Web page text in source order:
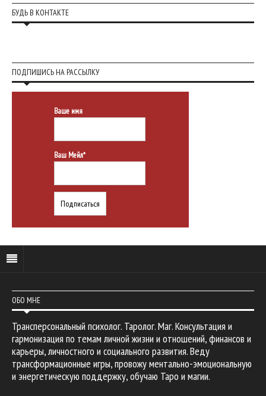
БУДЬ В КОНТАКТЕ
ПОДПИШИСЬ НА РАССЫЛКУ
Ваше имя
Ваш Мейл*
ОБО МНЕ
Трансперсональный психолог. Таролог. Маг. Консультация и
гармонизация по темам личной жизни и отношений, финансов и
карьеры, личностного и социального развития. Веду
трансформационные игры, провожу ментально-эмоциональную
и энергетическую поддержку, обучаю Таро и магии.